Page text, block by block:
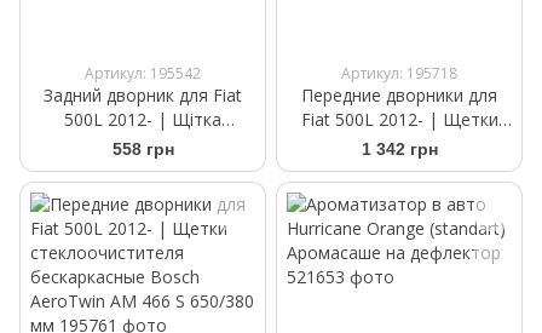
Артикул: 195542
Задний дворник для Fiat
500L 2012- | Щітка
склоочисника Bosch Rear
H 840 290 мм
558 грн
Артикул: 195718
Передние дворники для
Fiat 500L 2012- | Щетки
стеклоочистителя
бескаркасные Bosch
AeroTwin A 432 S 650/380
мм
1 342 грн